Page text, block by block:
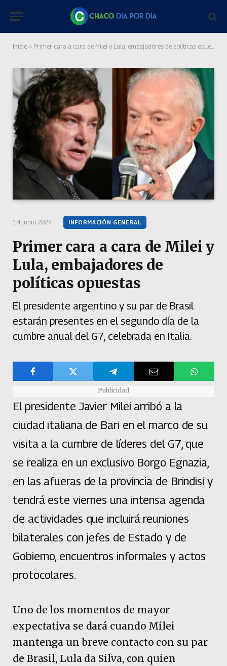
Inicio » Primer cara a cara de Milei y Lula, embajadores de políticas opuestas
14 junio 2024 INFORMACIÓN GENERAL
Primer cara a cara de Milei y
Lula, embajadores de
políticas opuestas
El presidente argentino y su par de Brasil
estarán presentes en el segundo día de la
cumbre anual del G7, celebrada en Italia.
Publicidad
El presidente Javier Milei arribó a la
ciudad italiana de Bari en el marco de su
visita a la cumbre de líderes del G7, que
se realiza en un exclusivo Borgo Egnazia,
en las afueras de la provincia de Brindisi y
tendrá este viernes una intensa agenda
de actividades que incluirá reuniones
bilaterales con jefes de Estado y de
Gobierno, encuentros informales y actos
protocolares.
Uno de los momentos de mayor
expectativa se dará cuando Milei
mantenga un breve contacto con su par
de Brasil, Lula da Silva, con quien